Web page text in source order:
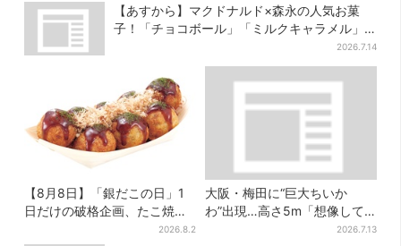
【あすから】マクドナルド×森永の人気お菓
子！「チョコボール」「ミルクキャラメル」
があのスイーツに変身…6年ぶり復活シェイク
2026.7.14
【8月8日】「銀だこの日」1
日だけの破格企画、たこ焼き1
舟が88円に…先着88名限り
2026.8.2
大阪・梅田に“巨大ちいか
わ”出現…高さ5m「想像して
たより結構デカい」「ちい2026.7.13